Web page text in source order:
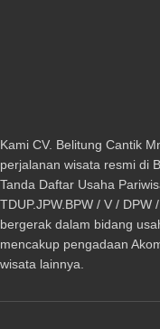
Kami CV. Belitung Cantik
perjalanan wisata resmi di
Tanda Daftar Usaha
TDUP.JPW.BPW / V / DPW
bergerak dalam bidang
mencakup pengadaan
wisata lainnya.